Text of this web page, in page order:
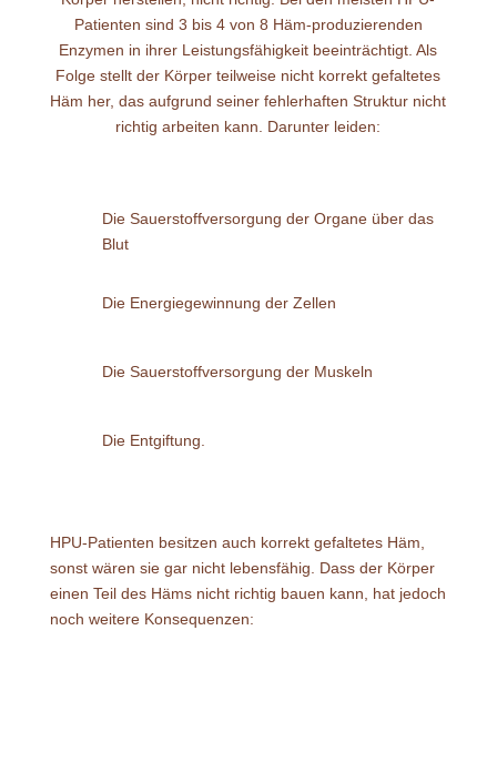
Patienten sind 3 bis 4 von 8 Häm-produzierenden
Enzymen in ihrer Leistungsfähigkeit beeinträchtigt. Als
Folge stellt der Körper teilweise nicht korrekt gefaltetes
Häm her, das aufgrund seiner fehlerhaften Struktur nicht
richtig arbeiten kann. Darunter leiden:
Die Sauerstoffversorgung der Organe über das
Blut
Die Energiegewinnung der Zellen
Die Sauerstoffversorgung der Muskeln
Die Entgiftung.
HPU-Patienten besitzen auch korrekt gefaltetes Häm,
sonst wären sie gar nicht lebensfähig. Dass der Körper
einen Teil des Häms nicht richtig bauen kann, hat jedoch
noch weitere Konsequenzen: